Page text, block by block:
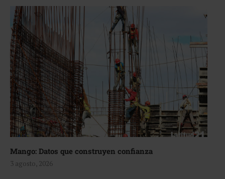
Mango: Datos que construyen confianza
3 agosto, 2026